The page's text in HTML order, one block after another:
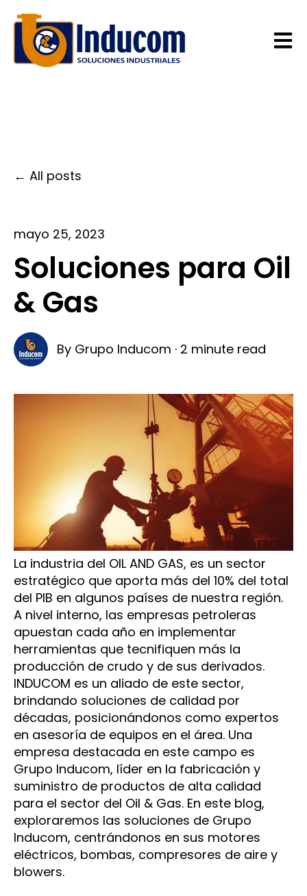
All posts
mayo 25, 2023
Soluciones para Oil
& Gas
By Grupo Inducom · 2 minute read
La industria del OIL AND GAS, es un sector
estratégico que aporta más del 10% del total
del PIB en algunos países de nuestra región.
A nivel interno, las empresas petroleras
apuestan cada año en implementar
herramientas que tecnifiquen más la
producción de crudo y de sus derivados.
INDUCOM es un aliado de este sector,
brindando soluciones de calidad por
décadas, posicionándonos como expertos
en asesoría de equipos en el área. Una
empresa destacada en este campo es
Grupo Inducom, líder en la fabricación y
suministro de productos de alta calidad
para el sector del Oil & Gas. En este blog,
exploraremos las soluciones de Grupo
Inducom, centrándonos en sus motores
eléctricos, bombas, compresores de aire y
blowers.